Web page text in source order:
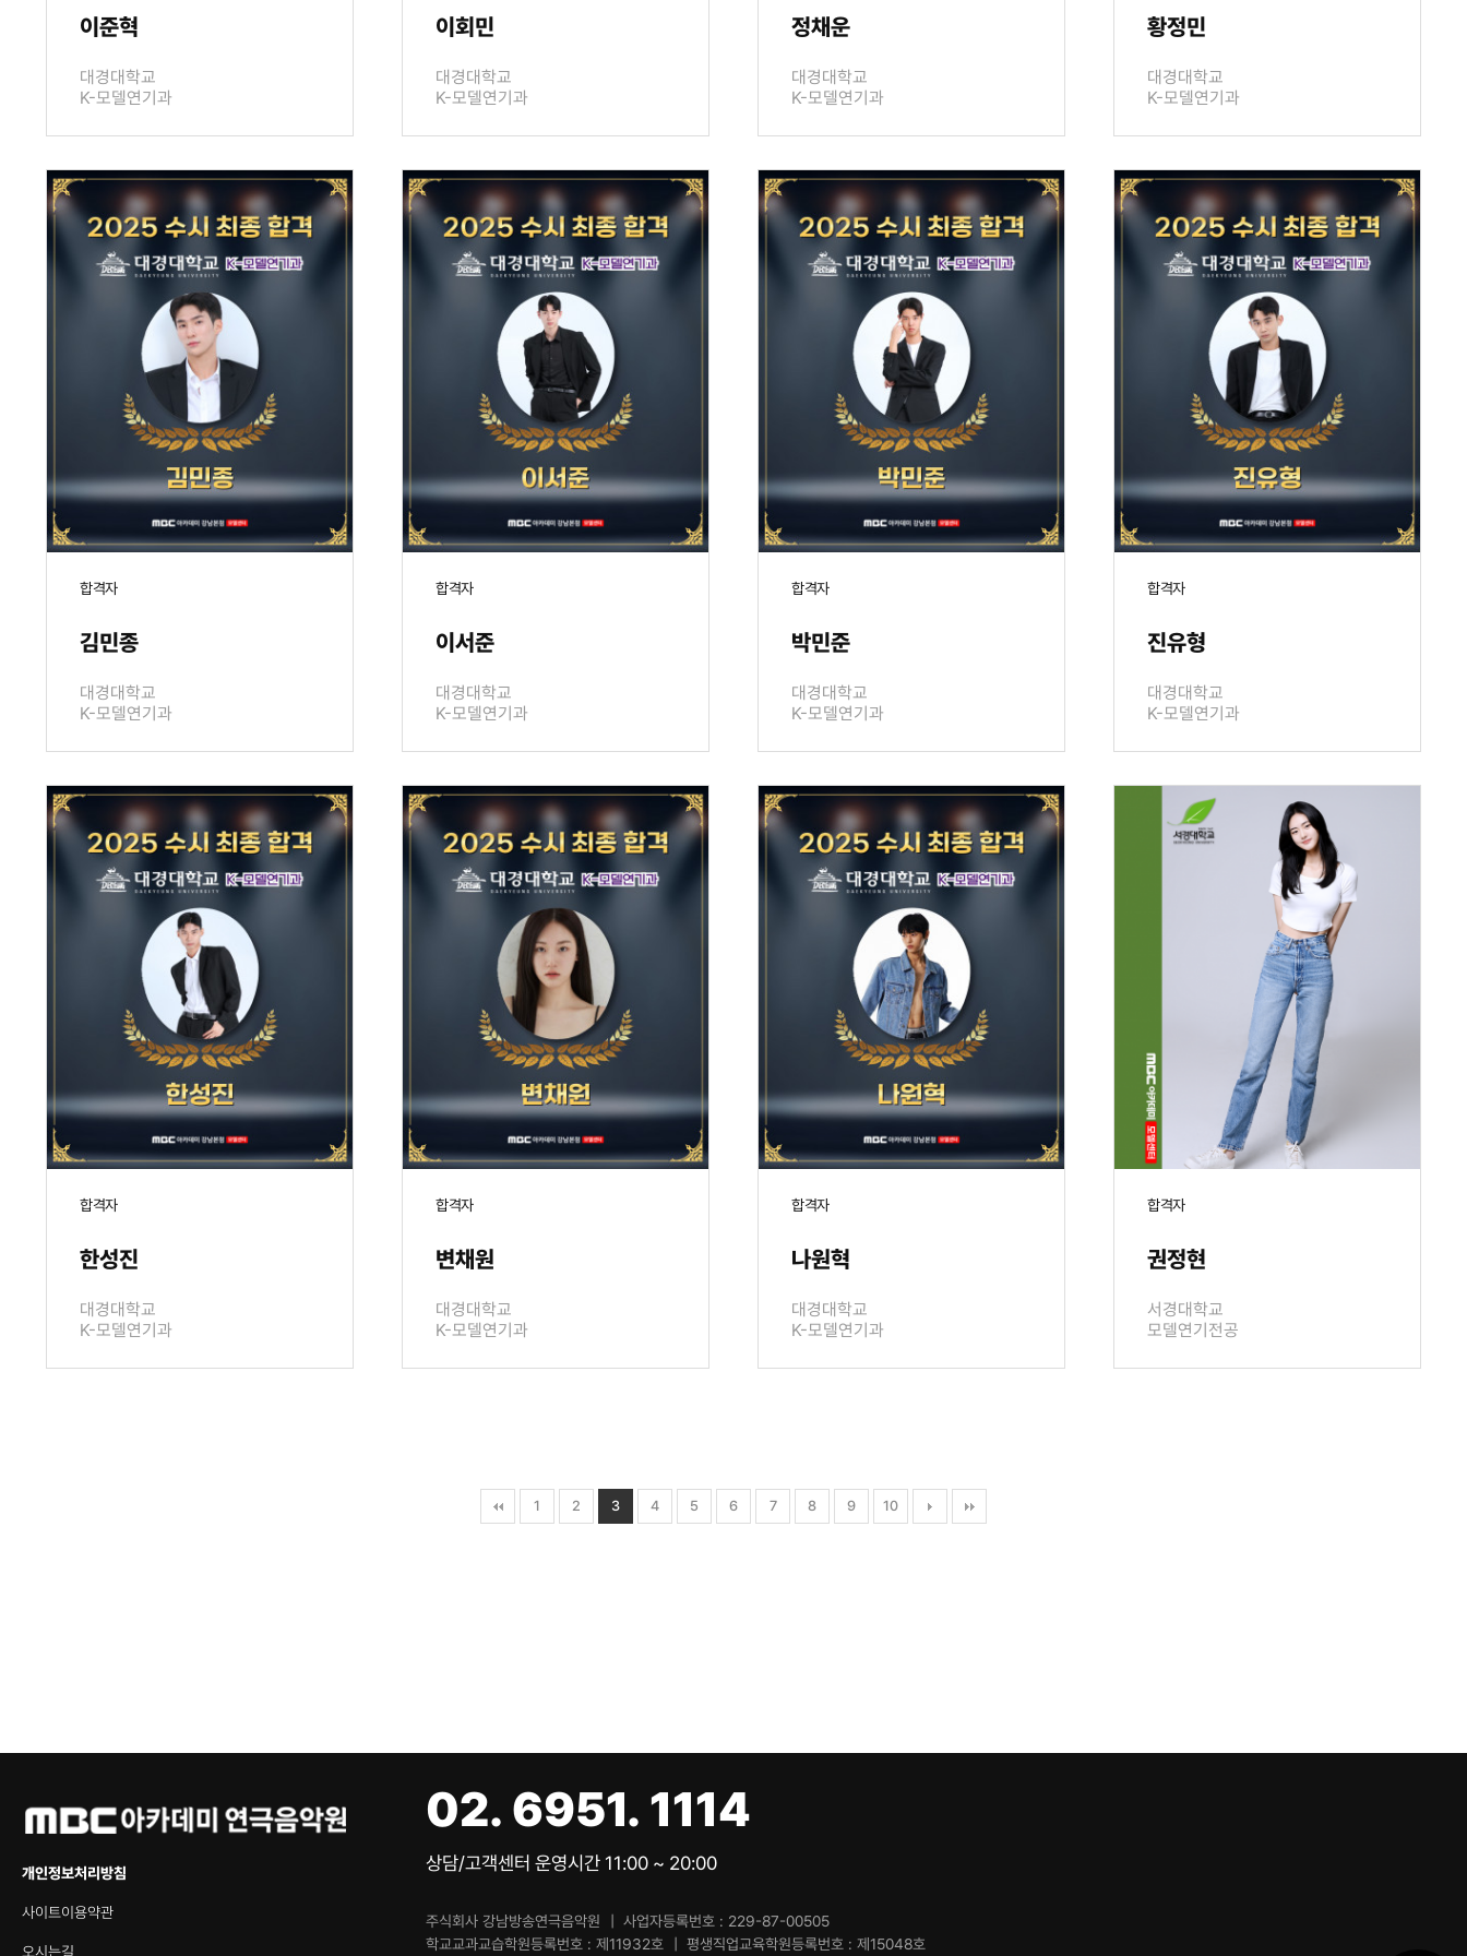
이준혁
대경대학교
K-모델연기과
이회민
대경대학교
K-모델연기과
정채운
대경대학교
K-모델연기과
황정민
대경대학교
K-모델연기과
합격자
김민종
대경대학교
K-모델연기과
합격자
이서준
대경대학교
K-모델연기과
합격자
박민준
대경대학교
K-모델연기과
합격자
진유형
대경대학교
K-모델연기과
합격자
한성진
대경대학교
K-모델연기과
합격자
변채원
대경대학교
K-모델연기과
합격자
나원혁
대경대학교
K-모델연기과
합격자
권정현
서경대학교
모델연기전공
1
페이지
2
페이지 열린
3
페이지
4
페이지
5
페이지
6
페이지
7
페이지
8
페이지
9
페이지
10
페이지
개인정보처리방침
사이트이용약관
오시는길
02. 6951. 1114
상담/고객센터 운영시간 11:00 ~ 20:00
주식회사 강남방송연극음악원 사업자등록번호
229-87-00505
학교교과교습학원등록번호
제11932호 평생직업교육학원등록번호 제15048호